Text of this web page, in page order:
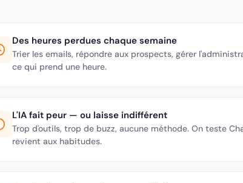
Des heures perdues chaque semaine
Trier les emails, répondre aux prospects, gérer
ce qui prend une heure.
L'IA fait peur — ou laisse indifférent
Trop d'outils, trop de buzz, aucune méthode. On teste
revient aux habitudes.